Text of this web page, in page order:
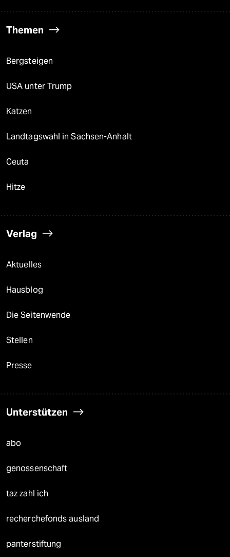
Themen
Bergsteigen
USA unter Trump
Katzen
Landtagswahl in Sachsen-Anhalt
Ceuta
Hitze
Verlag
Aktuelles
Hausblog
Die Seitenwende
Stellen
Presse
Unterstützen
abo
genossenschaft
taz zahl ich
recherchefonds ausland
panterstiftung